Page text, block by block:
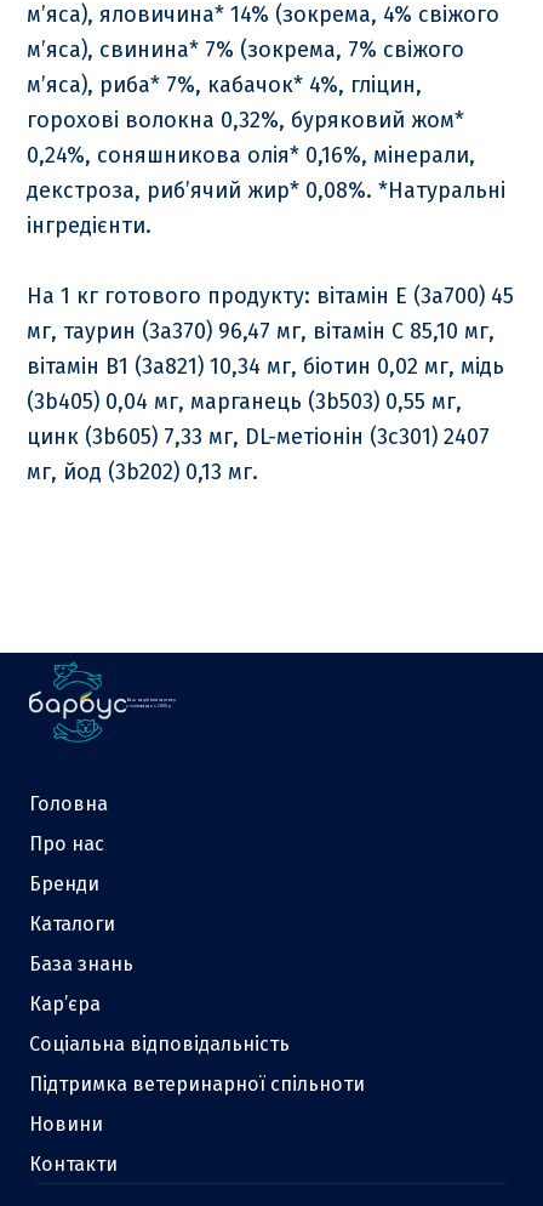
м’яса), яловичина* 14% (зокрема, 4% свіжого
м’яса), свинина* 7% (зокрема, 7% свіжого
м’яса), риба* 7%, кабачок* 4%, гліцин,
горохові волокна 0,32%, буряковий жом*
0,24%, соняшникова олія* 0,16%, мінерали,
декстроза, риб’ячий жир* 0,08%. *Натуральні
інгредієнти.
На 1 кг готового продукту: вітамін Е (3а700) 45
мг, таурин (3а370) 96,47 мг, вітамін С 85,10 мг,
вітамін В1 (3а821) 10,34 мг, біотин 0,02 мг, мідь
(3b405) 0,04 мг, марганець (3b503) 0,55 мг,
цинк (3b605) 7,33 мг, DL-метіонін (3с301) 2407
мг, йод (3b202) 0,13 мг.
Ваш надійний партнер
у зоотоварах з 2000 р.
Головна
Про нас
Бренди
Каталоги
База знань
Кар’єра
Соціальна відповідальність
Підтримка ветеринарної спільноти
Новини
Контакти